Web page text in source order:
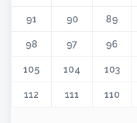
89
90
91
96
97
98
103
104
105
110
111
112